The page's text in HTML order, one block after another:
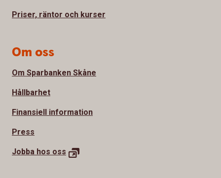
Priser, räntor och kurser
Om oss
Om Sparbanken Skåne
Hållbarhet
Finansiell information
Press
Jobba hos oss